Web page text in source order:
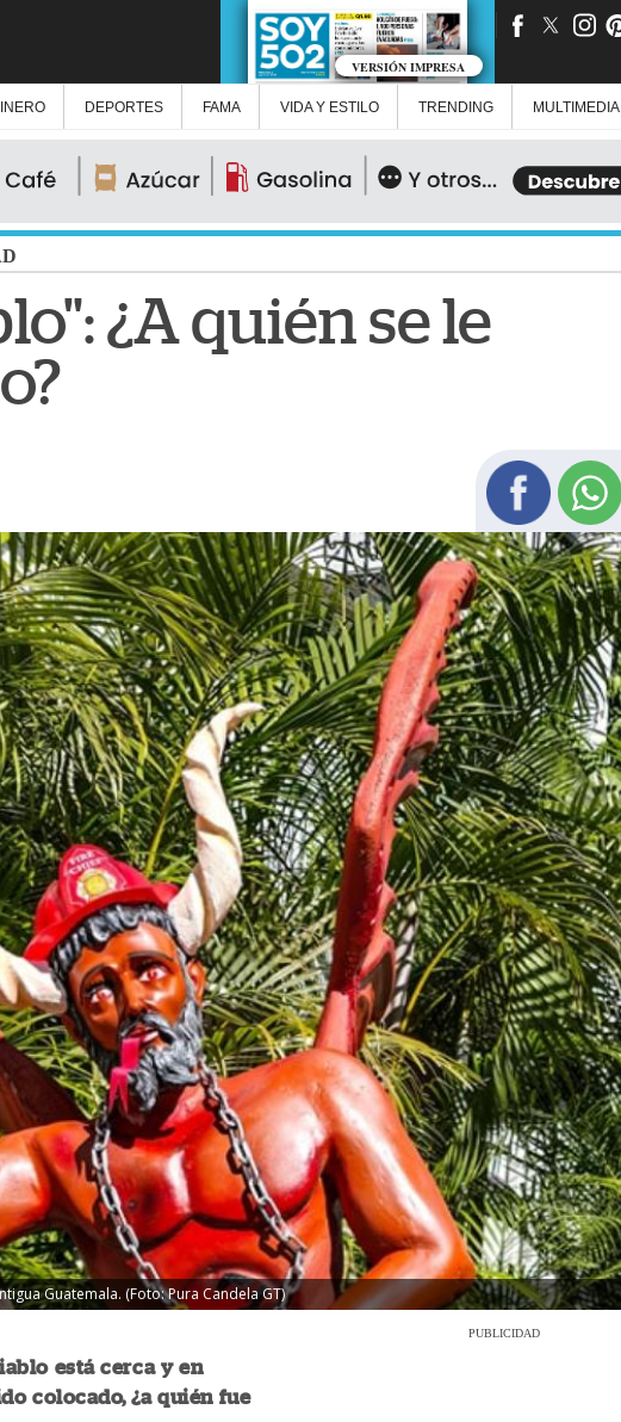
VERSIÓN IMPRESA
DEPORTES FAMA VIDA Y ESTILO TRENDING MULTIMEDIA
¿A quién se le
Guatemala. (Foto: Pura Candela GT)
está cerca y en
colocado, ¿a quién fue
PUBLICIDAD